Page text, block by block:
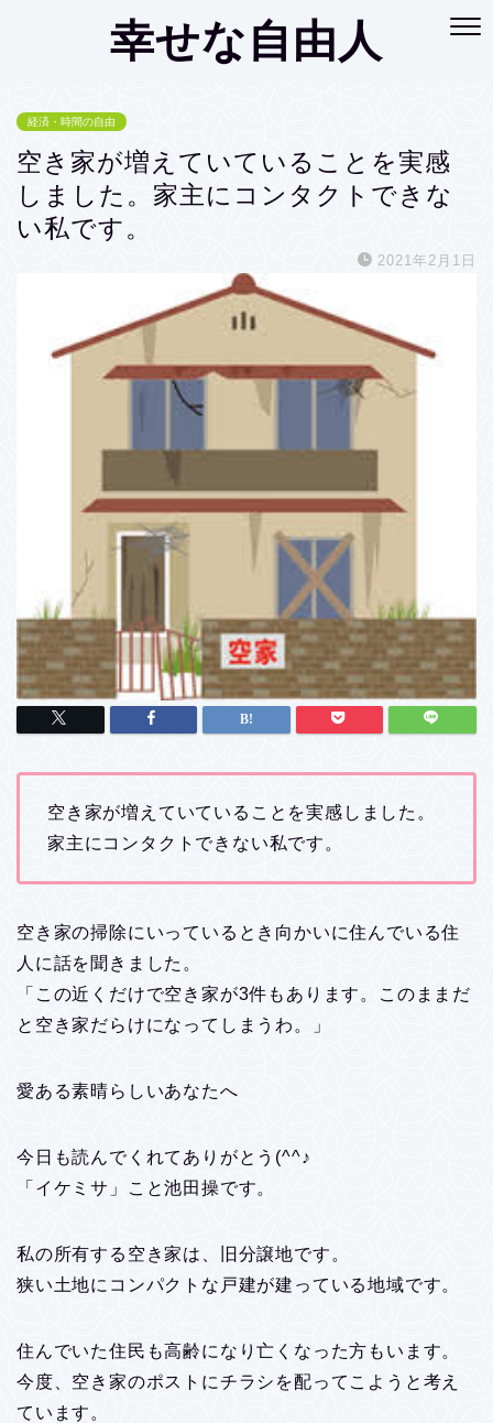
幸せな自由人
経済・時間の自由
空き家が増えていていることを実感
しました。家主にコンタクトできな
い私です。
2021年2月1日
空き家が増えていていることを実感しました。
家主にコンタクトできない私です。
空き家の掃除にいっているとき向かいに住んでいる住
人に話を聞きました。
「この近くだけで空き家が3件もあります。このままだ
と空き家だらけになってしまうわ。」
愛ある素晴らしいあなたへ
今日も読んでくれてありがとう(^^♪
「イケミサ」こと池田操です。
私の所有する空き家は、旧分譲地です。
狭い土地にコンパクトな戸建が建っている地域です。
住んでいた住民も高齢になり亡くなった方もいます。
今度、空き家のポストにチラシを配ってこようと考え
ています。